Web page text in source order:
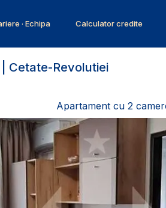
· Echipa Calculator credite
Cetate-Revolutiei
Apartament cu 2